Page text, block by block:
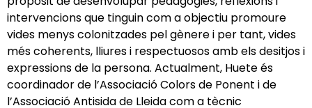
intervencions que tinguin com a objectiu promoure
vides menys colonitzades pel gènere i per tant, vides
més coherents, lliures i respectuosos amb els desitjos i
expressions de la persona. Actualment, Huete és
coordinador de l’Associació Colors de Ponent i de
l’Associació Antisida de Lleida com a tècnic